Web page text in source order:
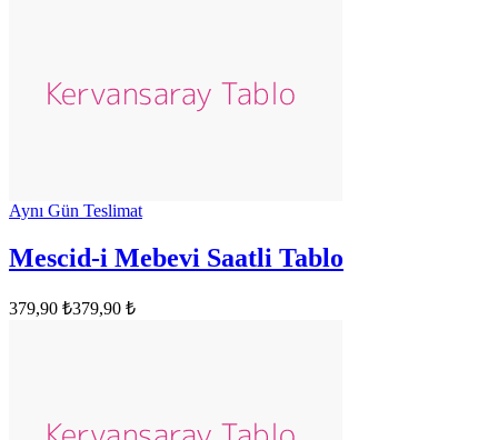
Aynı Gün Teslimat
Mescid-i Mebevi Saatli Tablo
379,90 ₺379,90 ₺